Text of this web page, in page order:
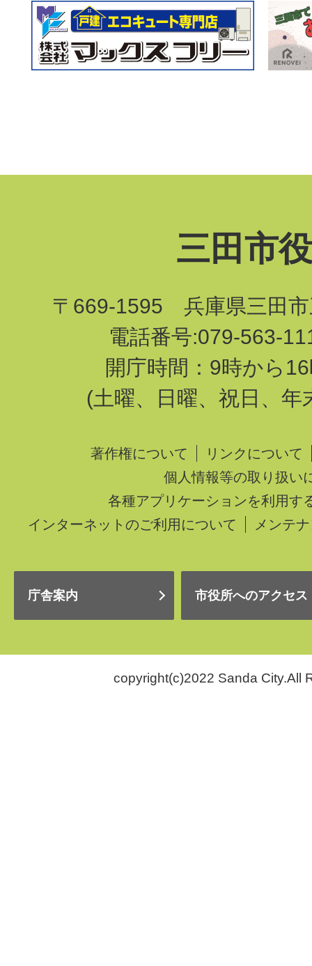
三田市
〒669-1595 兵庫県三田市
電話番号:079-563-
開庁時間：9時から
(土曜、日曜、祝日、年
著作権について
リンクについて
個人情報等の取り扱い
各種アプリケーションを利用す
インターネットのご利用について
メンテ
庁舎案内 市役所へのアクセス
copyright(c)2022 Sanda City.All